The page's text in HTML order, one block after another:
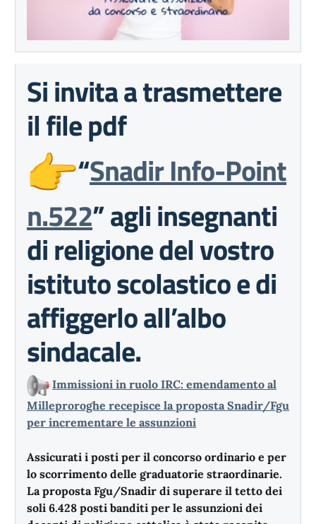
Si invita a trasmettere
il file pdf
“Snadir Info-Point
n.522” agli insegnanti
di religione del vostro
istituto scolastico e di
affiggerlo all’albo
sindacale.
Immissioni in ruolo IRC: emendamento al
Milleproroghe recepisce la proposta Snadir/Fgu
per incrementare le assunzioni
Assicurati i posti per il concorso ordinario e per
lo scorrimento delle graduatorie straordinarie.
La proposta Fgu/Snadir di superare il tetto dei
soli 6.428 posti banditi per le assunzioni dei